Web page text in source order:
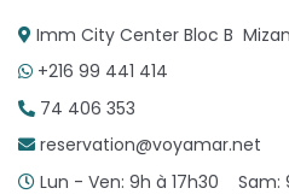
Imm City Center Bloc B
+216 99 441 414
74 406 353
reservation@voyamar.net
Lun - Ven: 9h à 17h30